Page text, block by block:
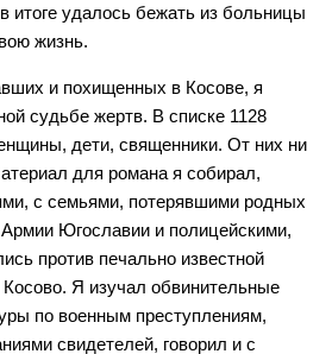
итоге удалось бежать из больницы
жизнь.
и похищенных в Косове, я
судьбе жертв. В списке 1128
дети, священники. От них ни
для романа я собирал,
с семьями, потерявшими родных
Югославии и полицейскими,
против печально известной
Я изучал обвинительные
по военным преступлениям,
свидетелей, говорил и с